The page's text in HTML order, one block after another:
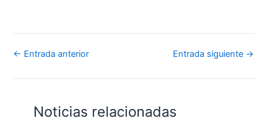
← Entrada anterior Entrada siguiente →
Noticias relacionadas